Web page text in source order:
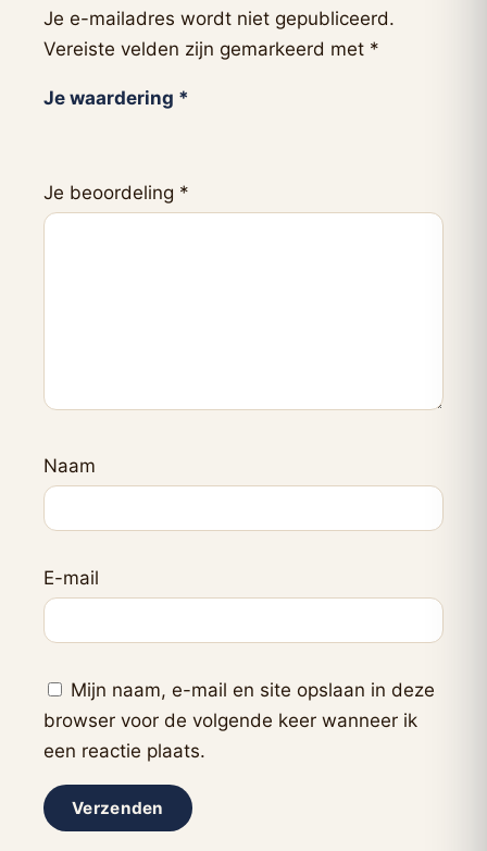
Je e-mailadres wordt niet gepubliceerd.
Vereiste velden zijn gemarkeerd met *
Je waardering *
Je beoordeling *
Naam
E-mail
Mijn naam, e-mail en site opslaan in deze
browser voor de volgende keer wanneer ik
een reactie plaats.